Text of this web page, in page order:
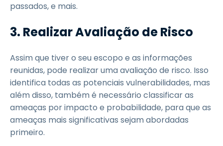
passados, e mais.
3. Realizar Avaliação de Risco
Assim que tiver o seu escopo e as informações
reunidas, pode realizar uma avaliação de risco. Isso
identifica todas as potenciais vulnerabilidades, mas
além disso, também é necessário classificar as
ameaças por impacto e probabilidade, para que as
ameaças mais significativas sejam abordadas
primeiro.